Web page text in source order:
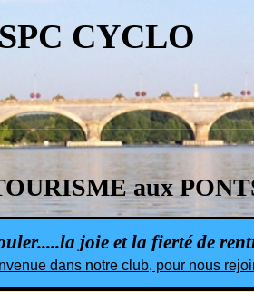
CYCLO
aux
joie et la fierté de
dans notre club, pour nous